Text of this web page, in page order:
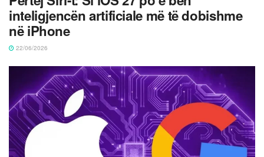
inteligjencën artificiale më të dobishme
në iPhone
22/06/2026